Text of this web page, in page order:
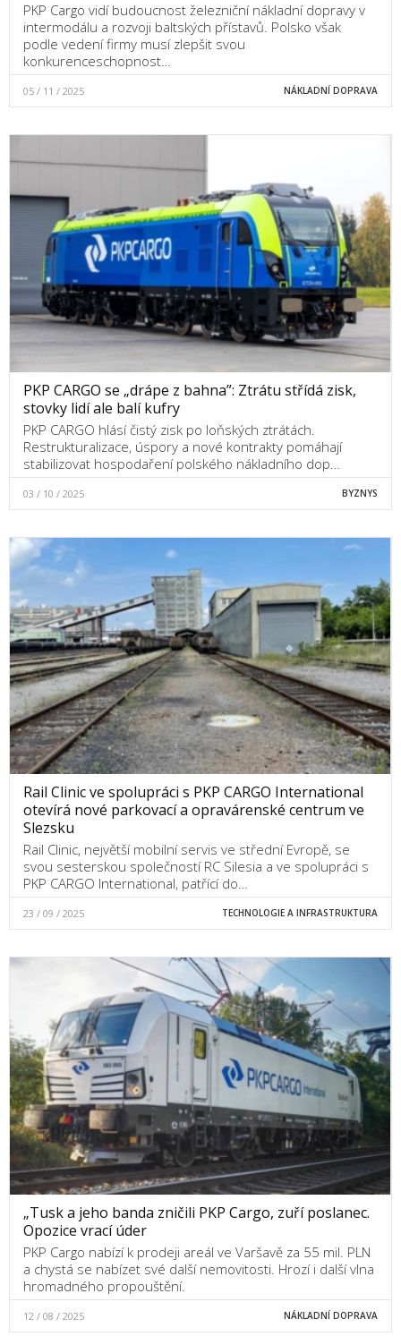
PKP Cargo vidí budoucnost železniční nákladní dopravy v
intermodálu a rozvoji baltských přístavů. Polsko však
podle vedení firmy musí zlepšit svou
konkurenceschopnost…
05 / 11 / 2025 NÁKLADNÍ DOPRAVA
PKP CARGO se „drápe z bahna”: Ztrátu střídá zisk,
stovky lidí ale balí kufry
PKP CARGO hlásí čistý zisk po loňských ztrátách.
Restrukturalizace, úspory a nové kontrakty pomáhají
stabilizovat hospodaření polského nákladního dop…
03 / 10 / 2025 BYZNYS
Rail Clinic ve spolupráci s PKP CARGO International
otevírá nové parkovací a opravárenské centrum ve
Slezsku
Rail Clinic, největší mobilní servis ve střední Evropě, se
svou sesterskou společností RC Silesia a ve spolupráci s
PKP CARGO International, patřící do…
23 / 09 / 2025 TECHNOLOGIE A INFRASTRUKTURA
„Tusk a jeho banda zničili PKP Cargo, zuří poslanec.
Opozice vrací úder
PKP Cargo nabízí k prodeji areál ve Varšavě za 55 mil. PLN
a chystá se nabízet své další nemovitosti. Hrozí i další vlna
hromadného propouštění.
12 / 08 / 2025 NÁKLADNÍ DOPRAVA